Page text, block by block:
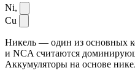
Ni,
Cu
Никель — один из основных
и NCA считаются
Аккумуляторы на основе